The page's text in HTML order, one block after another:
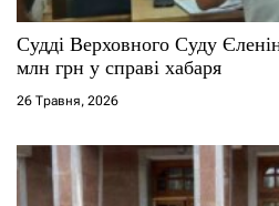
с
і
в
Судді Верховного Суду
млн грн у справі хабаря
26 Травня, 2026